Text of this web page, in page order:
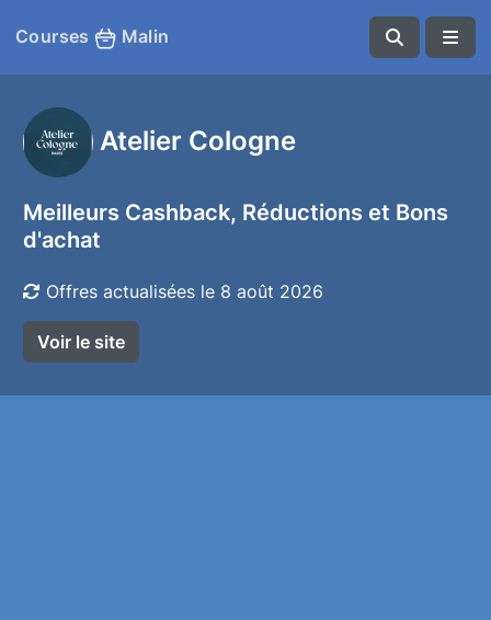
Courses Malin
Atelier Cologne
Meilleurs Cashback, Réductions et Bons
d'achat
Offres actualisées le 8 août 2026
Voir le site